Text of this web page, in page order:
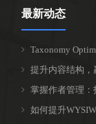
最新动态
Taxonomy
提升内容结构
掌握作者管理
如何提升